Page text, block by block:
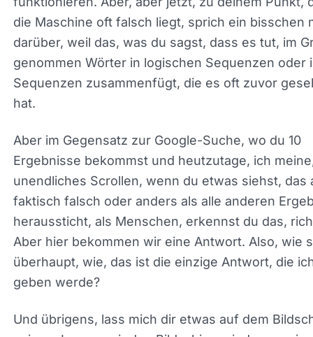
Und das war, das war in einem echten Zyklus,
Aber dann verbessert sich natürlich die
die Maschinen werden schneller. Also gibt es
Punkt, an dem das für 10 Milliarden Menschen zu
wahrscheinlich in Ordnung sein wird. Es wird gut
funktionieren. Aber, aber jetzt, zu deinem Punkt,
die Maschine oft falsch liegt, sprich ein bisschen
darüber, weil das, was du sagst, dass es tut, im
genommen Wörter in logischen Sequenzen oder
Sequenzen zusammenfügt, die es oft zuvor
hat.
Aber im Gegensatz zur Google-Suche, wo du 10
Ergebnisse bekommst und heutzutage, ich
unendliches Scrollen, wenn du etwas siehst, das
faktisch falsch oder anders als alle anderen